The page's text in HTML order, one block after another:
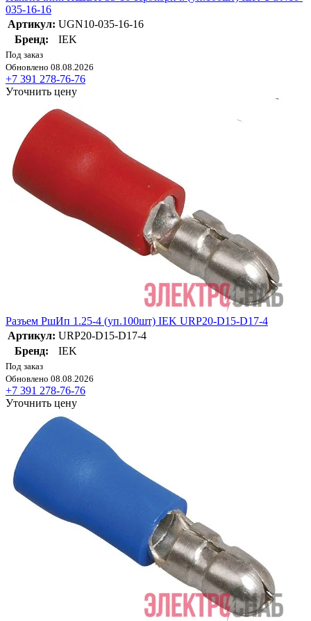
035-16-16
Артикул: UGN10-035-16-16
Бренд:
IEK
Под заказ
Обновлено 08.08.2026
+7 391 278-76-76
Уточнить цену
Разъем РшИп 1.25-4 (уп.100шт) IEK URP20-D15-D17-4
Артикул: URP20-D15-D17-4
Бренд:
IEK
Под заказ
Обновлено 08.08.2026
+7 391 278-76-76
Уточнить цену